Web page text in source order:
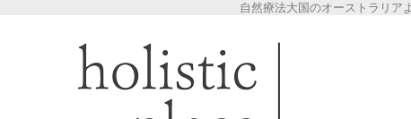
自然療法大国のオーストラリア